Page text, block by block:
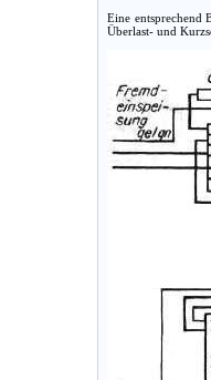
Eine entsprechend
Überlast- und